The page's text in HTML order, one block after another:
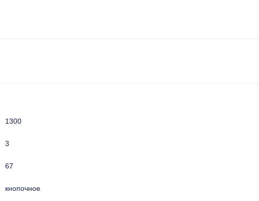
1300
3
67
кнопочное